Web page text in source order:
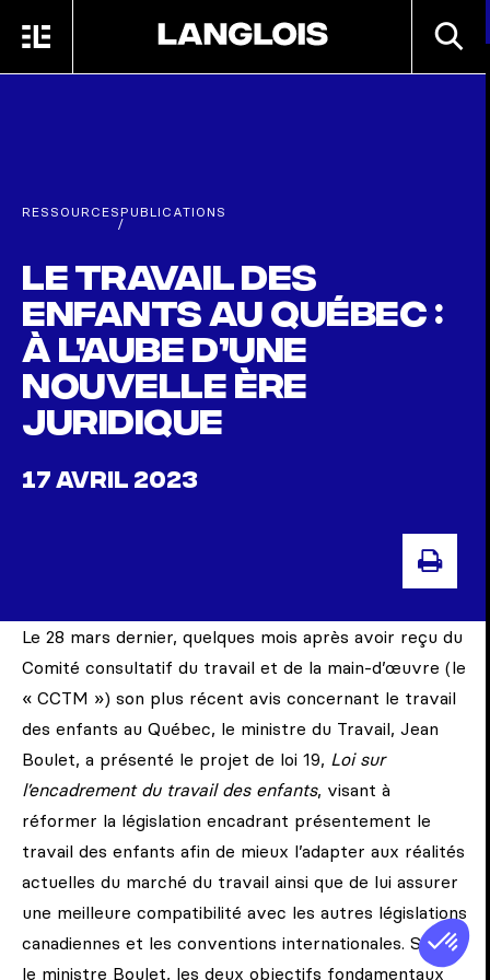
MENU
RESSOURCES
/
PUBLICATIONS
Le travail des
enfants au Québec :
à l’aube d’une
nouvelle ère
juridique
17 AVRIL 2023
Le 28 mars dernier, quelques mois après avoir reçu du
Comité consultatif du travail et de la main-d’œuvre (le
« CCTM ») son plus récent avis concernant le travail
des enfants au Québec, le ministre du Travail, Jean
Boulet, a présenté le projet de loi 19, Loi sur
l’encadrement du travail des enfants, visant à
réformer la législation encadrant présentement le
travail des enfants afin de mieux l’adapter aux réalités
actuelles du marché du travail ainsi que de lui assurer
une meilleure compatibilité avec les autres législations
canadiennes et les conventions internationales. Selon
le ministre Boulet, les deux objectifs fondamentaux